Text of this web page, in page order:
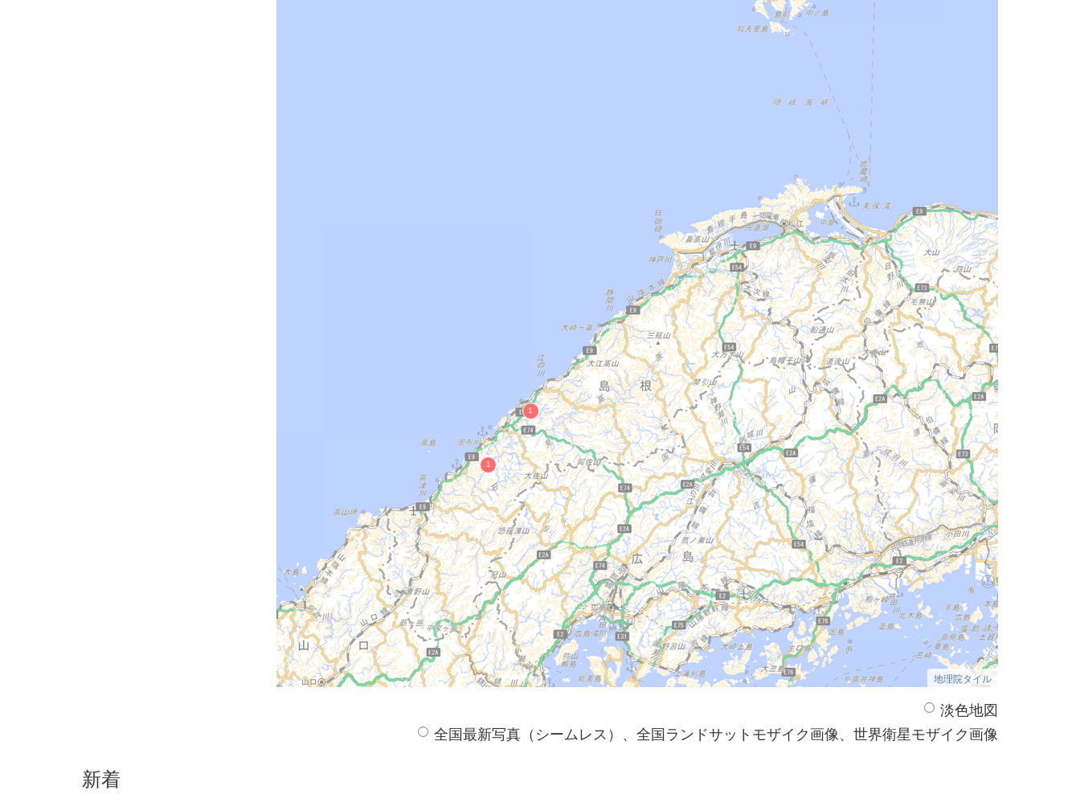
地理院タイル
淡色地図
全国最新写真（シームレス）、全国ランドサットモザイク画像、世界衛星モザイク画像
新着